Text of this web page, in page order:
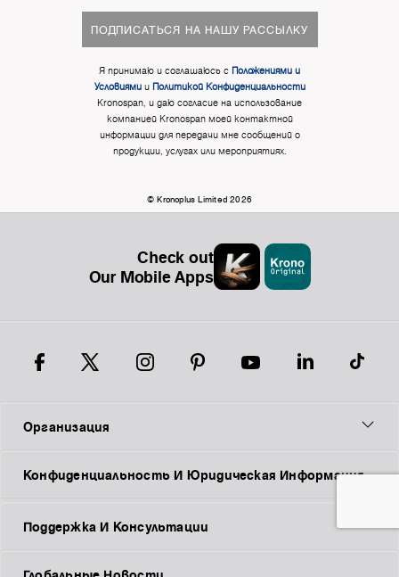
ПОДПИСАТЬСЯ НА НАШУ РАССЫЛКУ
Я принимаю и соглашаюсь с Положениями и
Условиямии Политикой Конфиденциальности
Kronospan, и даю согласие на использование
компанией Kronospan моей контактной
информации для передачи мне сообщений о
продукции, услугах или мероприятиях.
© Kronoplus Limited 2026
Check out
Our Mobile Apps
Организация
Конфиденциальность И Юридическая Информация
Поддержка И Консультации